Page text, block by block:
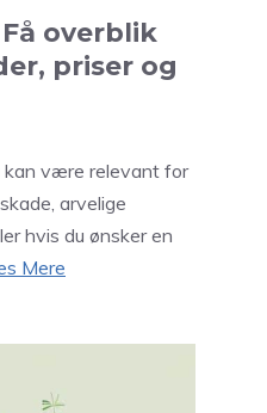
overblik
priser og
kan være relevant for
arvelige
hvis du ønsker en
Mere